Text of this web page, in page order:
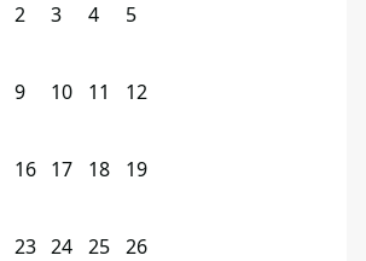
2 3 4 5
9 10 11 12
16 17 18 19
23 24 25 26